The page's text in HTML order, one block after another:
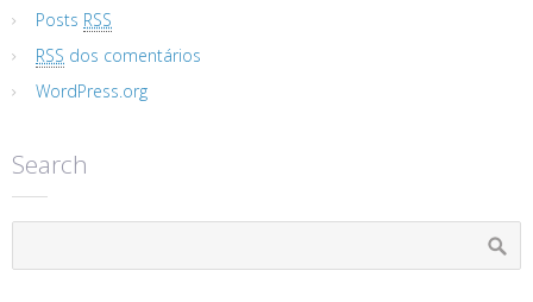
Posts RSS
RSS dos comentários
WordPress.org
Search